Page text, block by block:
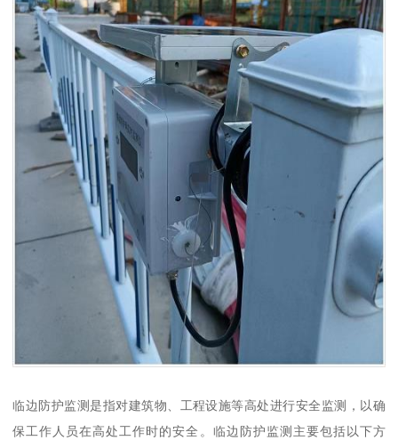
临边防护监测是指对建筑物、工程设施等高处进行安全监测，以确
保工作人员在高处工作时的安全。临边防护监测主要包括以下方